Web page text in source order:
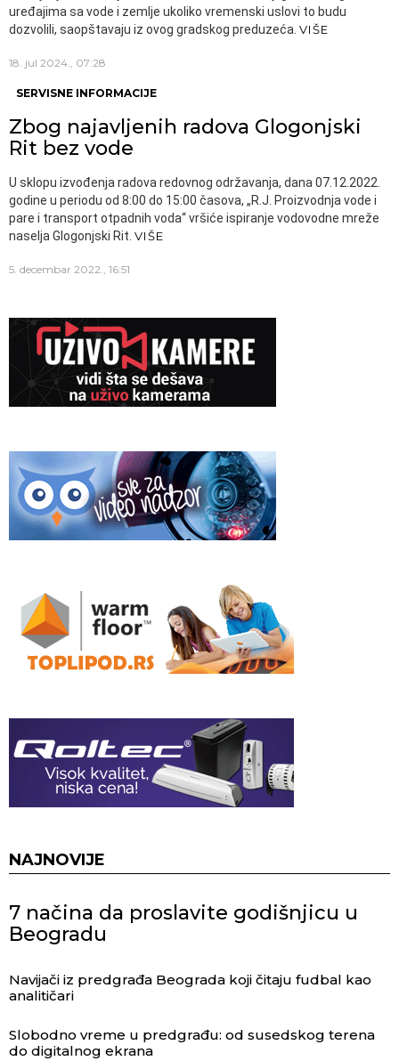
uređajima sa vode i zemlje ukoliko vremenski uslovi to budu
dozvolili, saopštavaju iz ovog gradskog preduzeća. VIŠE
18. jul 2024., 07:28
SERVISNE INFORMACIJE
Zbog najavljenih radova Glogonjski
Rit bez vode
U sklopu izvođenja radova redovnog održavanja, dana 07.12.2022.
godine u periodu od 8:00 do 15:00 časova, „R.J. Proizvodnja vode i
pare i transport otpadnih voda“ vršiće ispiranje vodovodne mreže
naselja Glogonjski Rit. VIŠE
5. decembar 2022., 16:51
NAJNOVIJE
7 načina da proslavite godišnjicu u
Beogradu
Navijači iz predgrađa Beograda koji čitaju fudbal kao
analitičari
Slobodno vreme u predgrađu: od susedskog terena
do digitalnog ekrana